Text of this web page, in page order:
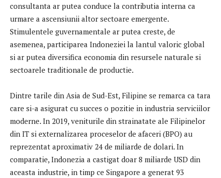
consultanta ar putea conduce la contributia interna ca
urmare a ascensiunii altor sectoare emergente.
Stimulentele guvernamentale ar putea creste, de
asemenea, participarea Indoneziei la lantul valoric global
si ar putea diversifica economia din resursele naturale si
sectoarele traditionale de productie.
Dintre tarile din Asia de Sud-Est, Filipine se remarca ca tara
care si-a asigurat cu succes o pozitie in industria serviciilor
moderne. In 2019, veniturile din strainatate ale Filipinelor
din IT si externalizarea proceselor de afaceri (BPO) au
reprezentat aproximativ 24 de miliarde de dolari. In
comparatie, Indonezia a castigat doar 8 miliarde USD din
aceasta industrie, in timp ce Singapore a generat 93